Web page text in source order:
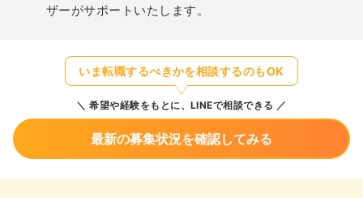
ザーがサポートいたします。
いま転職するべきかを相談するのもOK
希望や経験をもとに、LINEで相談できる
最新の募集状況を確認してみる